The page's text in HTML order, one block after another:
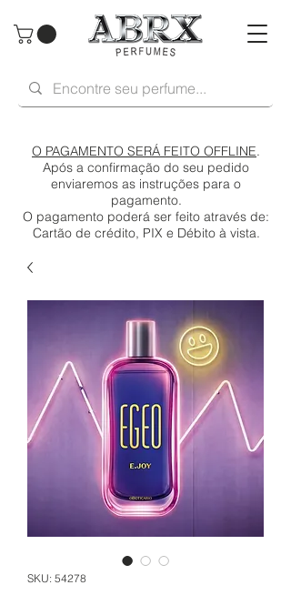
O PAGAMENTO SERÁ FEITO OFFLINE.
Após a confirmação do seu pedido
enviaremos as instruções para o
pagamento.
O pagamento poderá ser feito através de:
Cartão de crédito, PIX e Débito à vista.
SKU: 54278